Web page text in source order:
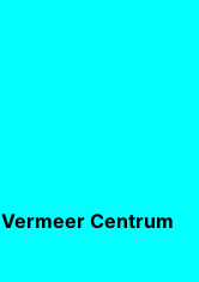
Vermeer Centrum